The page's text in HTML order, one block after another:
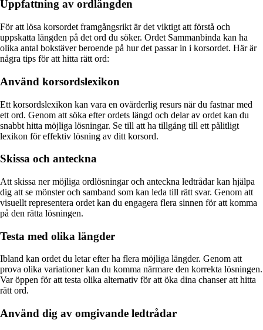
Uppfattning av ordlängden
För att lösa korsordet framgångsrikt är det viktigt att förstå och
uppskatta längden på det ord du söker. Ordet Sammanbinda kan ha
olika antal bokstäver beroende på hur det passar in i korsordet. Här är
några tips för att hitta rätt ord:
Använd korsordslexikon
Ett korsordslexikon kan vara en ovärderlig resurs när du fastnar med
ett ord. Genom att söka efter ordets längd och delar av ordet kan du
snabbt hitta möjliga lösningar. Se till att ha tillgång till ett pålitligt
lexikon för effektiv lösning av ditt korsord.
Skissa och anteckna
Att skissa ner möjliga ordlösningar och anteckna ledtrådar kan hjälpa
dig att se mönster och samband som kan leda till rätt svar. Genom att
visuellt representera ordet kan du engagera flera sinnen för att komma
på den rätta lösningen.
Testa med olika längder
Ibland kan ordet du letar efter ha flera möjliga längder. Genom att
prova olika variationer kan du komma närmare den korrekta lösningen.
Var öppen för att testa olika alternativ för att öka dina chanser att hitta
rätt ord.
Använd dig av omgivande ledtrådar